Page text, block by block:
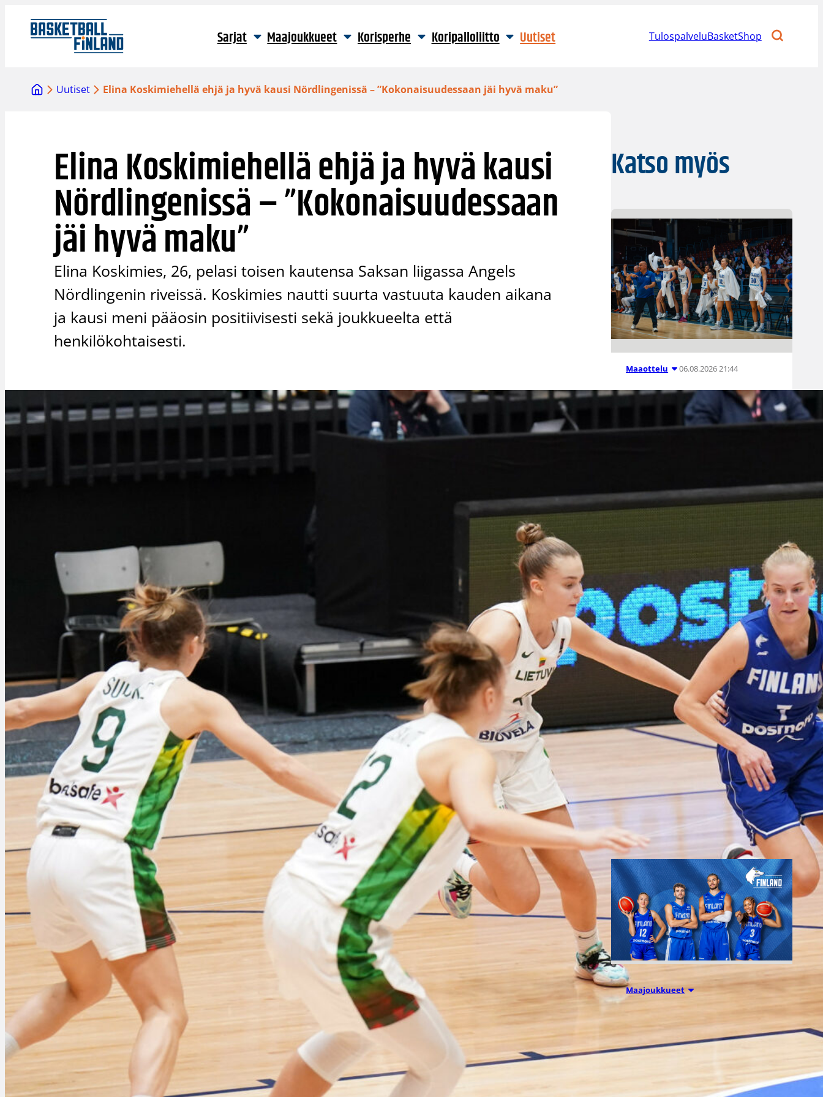
sisältöön
Sarjat Maajoukkueet Korisperhe Koripalloliitto Uutiset TulospalveluBasketShop
Uutiset Elina Koskimiehellä ehjä ja hyvä kausi Nördlingenissä – ”Kokonaisuudessaan jäi hyvä maku”
Elina Koskimiehellä ehjä ja hyvä kausi
Nördlingenissä – ”Kokonaisuudessaan
jäi hyvä maku”
Elina Koskimies, 26, pelasi toisen kautensa Saksan liigassa Angels
Nördlingenin riveissä. Koskimies nautti suurta vastuuta kauden aikana
ja kausi meni pääosin positiivisesti sekä joukkueelta että
henkilökohtaisesti.
Katso myös
Maaottelu 06.08.2026 21:44
Susiladiesin
puolustus
Tukholmassa
harvinaislaatu
inen voitto
Liettuasta
Susiladies nappasi
harvinaislaatuisen voiton
Liettuasta Tukholmassa
pelatussa maaottelussa.
Susiladies voitti vakuuttavasti
Liettuan 81-70 (48-36) Elina
Aarnisalon 22 pisteen
johdattamana. Suomi pelaa
Tukholmassa vielä toisen
ottelun, kun huomenna vastaan
Maajoukkueet 06.08.2026 10:14
Edulliset liput
Susijengin ja